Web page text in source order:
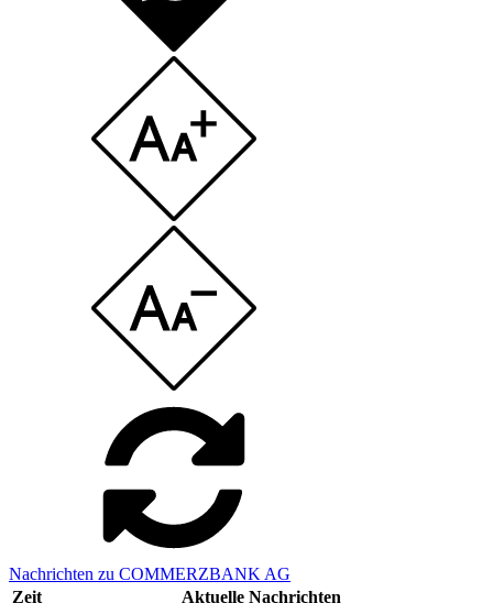
Nachrichten zu COMMERZBANK AG
Zeit
Aktuelle Nachrichten